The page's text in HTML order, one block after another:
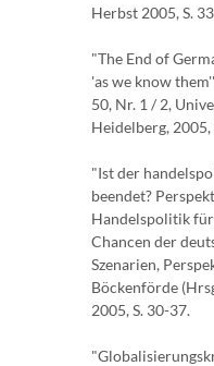
Herbst 2005, S.
"The End of
'as we know
50, Nr. 1 / 2,
Heidelberg, 2005,
"Ist der
beendet?
Handelspolitik für
Chancen der
Szenarien,
Böckenförde
2005, S. 30-37.